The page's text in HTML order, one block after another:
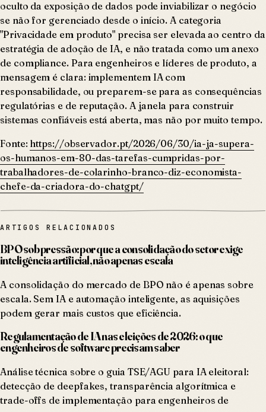
oculto da exposição de dados pode inviabilizar o negócio
se não for gerenciado desde o início. A categoria
"Privacidade em produto" precisa ser elevada ao centro da
estratégia de adoção de IA, e não tratada como um anexo
de compliance. Para engenheiros e líderes de produto, a
mensagem é clara: implementem IA com
responsabilidade, ou preparem-se para as consequências
regulatórias e de reputação. A janela para construir
sistemas confiáveis está aberta, mas não por muito tempo.
Fonte: https://observador.pt/2026/06/30/ia-ja-supera-
os-humanos-em-80-das-tarefas-cumpridas-por-
trabalhadores-de-colarinho-branco-diz-economista-
chefe-da-criadora-do-chatgpt/
ARTIGOS RELACIONADOS
BPO sob pressão: por que a consolidação do setor exige
inteligência artificial, não apenas escala
A consolidação do mercado de BPO não é apenas sobre
escala. Sem IA e automação inteligente, as aquisições
podem gerar mais custos que eficiência.
Regulamentação de IA nas eleições de 2026: o que
engenheiros de software precisam saber
Análise técnica sobre o guia TSE/AGU para IA eleitoral:
detecção de deepfakes, transparência algorítmica e
trade-offs de implementação para engenheiros de